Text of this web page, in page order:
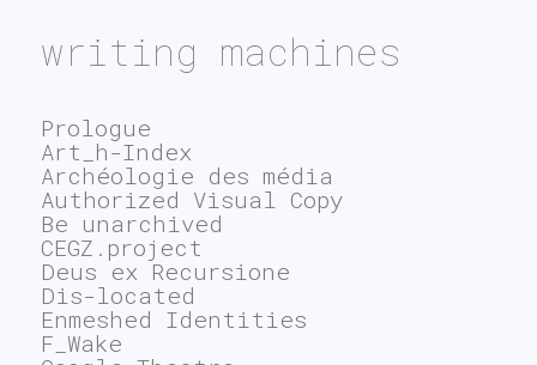
writing machines
Prologue
Art_h-Index
Archéologie des média
Authorized Visual Copy
Be unarchived
CEGZ.project
Deus ex Recursione
Dis-located
Enmeshed Identities
F_Wake